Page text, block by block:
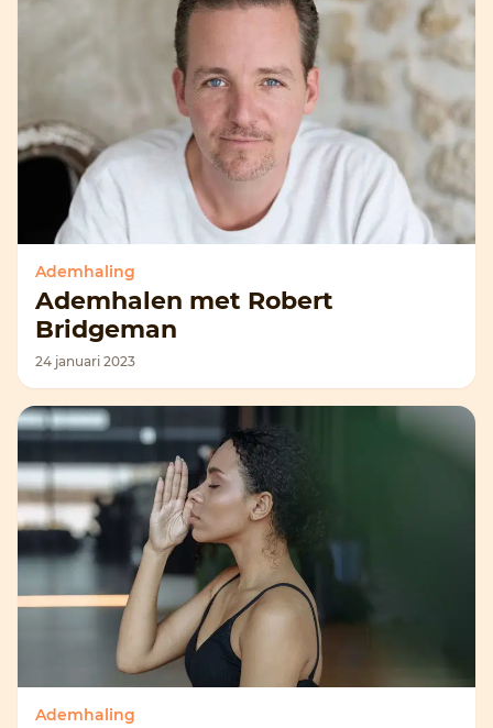
Ademhaling
Ademhalen met Robert
Bridgeman
24 januari 2023
Ademhaling